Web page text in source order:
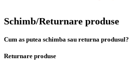
Schimb/Returnare produse
Cum as putea schimba sau returna produsul?
Returnare produse